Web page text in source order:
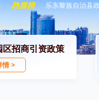
乐东黎族自治县
招商引资政策
情 >